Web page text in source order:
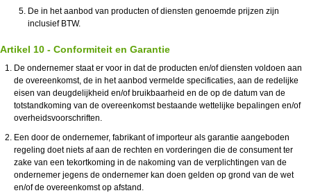
De in het aanbod van producten of diensten genoemde prijzen zijn
inclusief BTW.
Artikel 10 - Conformiteit en Garantie
De ondernemer staat er voor in dat de producten en/of diensten voldoen aan
de overeenkomst, de in het aanbod vermelde specificaties, aan de redelijke
eisen van deugdelijkheid en/of bruikbaarheid en de op de datum van de
totstandkoming van de overeenkomst bestaande wettelijke bepalingen en/of
overheidsvoorschriften.
Een door de ondernemer, fabrikant of importeur als garantie aangeboden
regeling doet niets af aan de rechten en vorderingen die de consument ter
zake van een tekortkoming in de nakoming van de verplichtingen van de
ondernemer jegens de ondernemer kan doen gelden op grond van de wet
en/of de overeenkomst op afstand.